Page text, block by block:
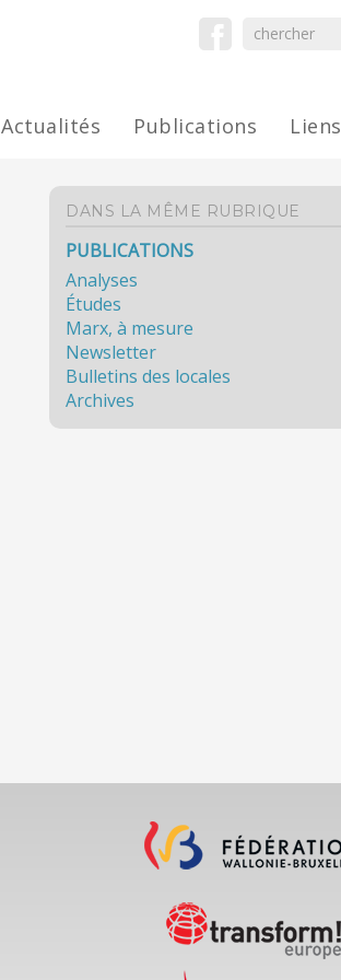
Actualités Publications Liens
DANS LA MÊME RUBRIQUE
PUBLICATIONS
Analyses
Études
Marx, à mesure
Newsletter
Bulletins des locales
Archives